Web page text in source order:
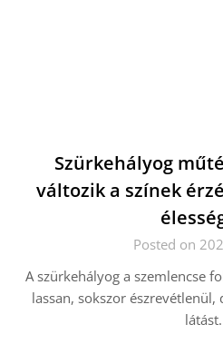
Szürkehályog
változik a színek
Posted on
A szürkehályog a szemlencse
lassan, sokszor
látást.